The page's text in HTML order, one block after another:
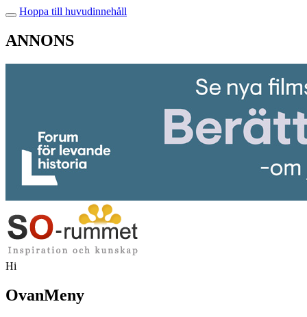
Hoppa till huvudinnehåll
ANNONS
Hi
OvanMeny